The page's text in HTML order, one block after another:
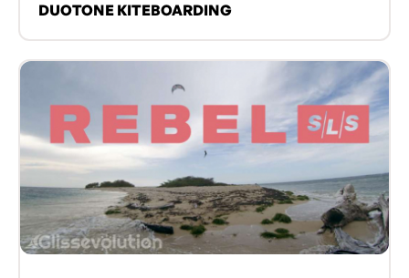
DUOTONE KITEBOARDING